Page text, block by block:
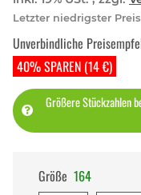
Letzter niedrigster Preis
40% SPAREN (14 €)
Unverbindliche
Größere Stückzahlen
Größe 164